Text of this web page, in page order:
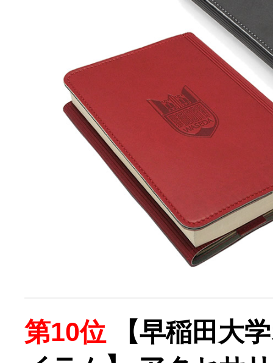
第10位 【早稲田大